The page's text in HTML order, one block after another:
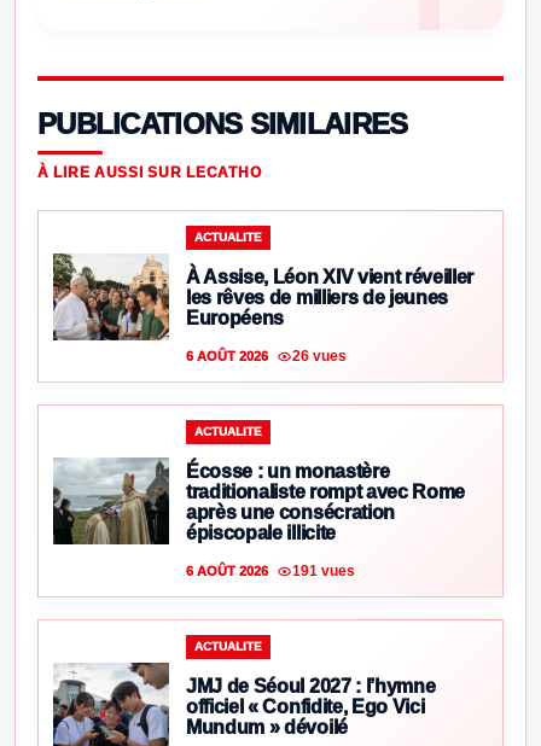
PUBLICATIONS SIMILAIRES
À LIRE AUSSI SUR LECATHO
ACTUALITE
À Assise, Léon XIV vient réveiller
les rêves de milliers de jeunes
Européens
6 AOÛT 2026 26 vues
ACTUALITE
Écosse : un monastère
traditionaliste rompt avec Rome
après une consécration
épiscopale illicite
6 AOÛT 2026 191 vues
ACTUALITE
JMJ de Séoul 2027 : l’hymne
officiel « Confidite, Ego Vici
Mundum » dévoilé